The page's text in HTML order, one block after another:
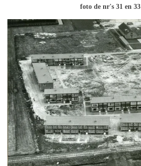
foto de nr's 31 en 33